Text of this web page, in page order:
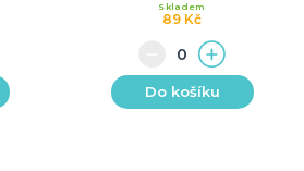
89 Kč
Skladem
Do košíku